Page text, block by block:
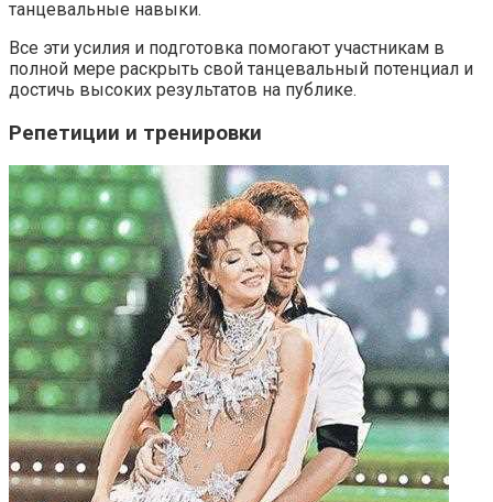
танцевальные навыки.
Все эти усилия и подготовка помогают участникам в
полной мере раскрыть свой танцевальный потенциал и
достичь высоких результатов на публике.
Репетиции и тренировки